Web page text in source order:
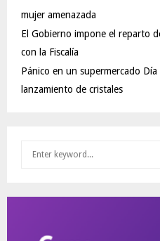
mujer amenazada
El Gobierno impone el reparto
con la Fiscalía
Pánico en un supermercado
lanzamiento de cristales